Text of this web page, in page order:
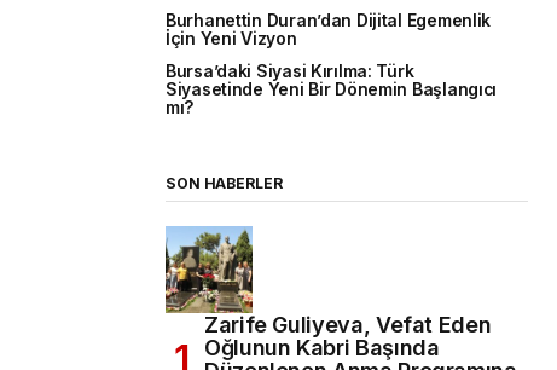
Burhanettin Duran’dan Dijital Egemenlik
İçin Yeni Vizyon
Bursa’daki Siyasi Kırılma: Türk
Siyasetinde Yeni Bir Dönemin Başlangıcı
mı?
SON HABERLER
Zarife Guliyeva, Vefat Eden
Oğlunun Kabri Başında